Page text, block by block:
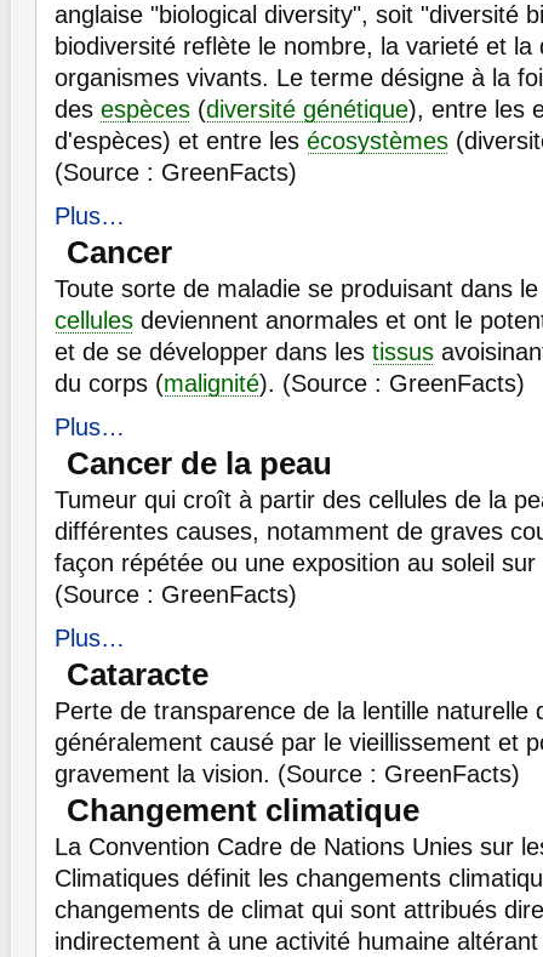
anglaise "biological diversity", soit "diversité
biodiversité reflète le nombre, la varieté et la
organismes vivants. Le terme désigne à la
des espèces (diversité génétique), entre les
d'espèces) et entre les écosystèmes
(Source : GreenFacts)
Plus…
Cancer
Toute sorte de maladie se produisant dans
cellules deviennent anormales et ont le
et de se développer dans les tissus
du corps (malignité). (Source : GreenFacts)
Plus…
Cancer de la peau
Tumeur qui croît à partir des cellules de la
différentes causes, notamment de graves
façon répétée ou une exposition au soleil
(Source : GreenFacts)
Plus…
Cataracte
Perte de transparence de la lentille naturelle
généralement causé par le vieillissement et
gravement la vision. (Source : GreenFacts)
Changement climatique
La Convention Cadre de Nations Unies sur
Climatiques définit les changements
changements de climat qui sont attribués
indirectement à une activité humaine